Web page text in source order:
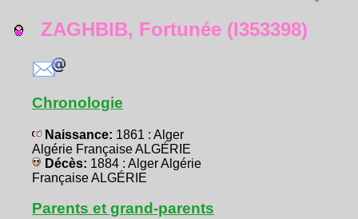
ZAGHBIB, Fortunée (I353398)
Chronologie
Naissance: 1861 : Alger
Algérie Française ALGÉRIE
Décès: 1884 : Alger Algérie
Française ALGÉRIE
Parents et grand-parents